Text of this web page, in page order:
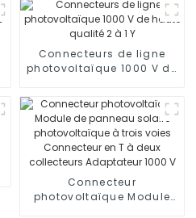
Connecteurs de ligne
photovoltaïque 1000 V de
Connecteur
photovoltaïque Module